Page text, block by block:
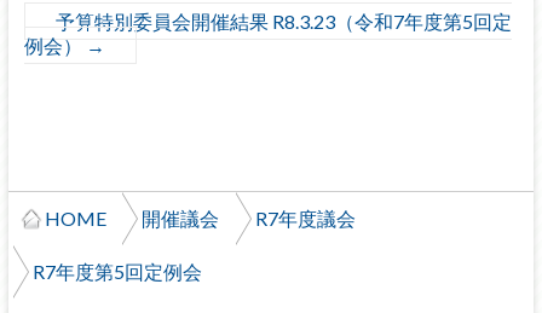
予算特別委員会開催結果 R8.3.23（令和7年度第5回定
例会）
→
HOME 開催議会 R7年度議会
R7年度第5回定例会